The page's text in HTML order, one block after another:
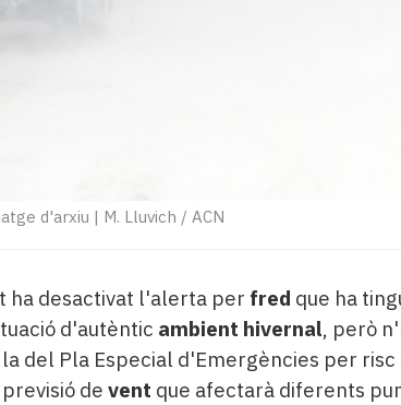
d'arxiu | M. Lluvich / ACN
ha desactivat l'alerta per fred que ha
d'autèntic ambient hivernal, però
del Pla Especial d'Emergències per risc
de vent que afectarà diferents